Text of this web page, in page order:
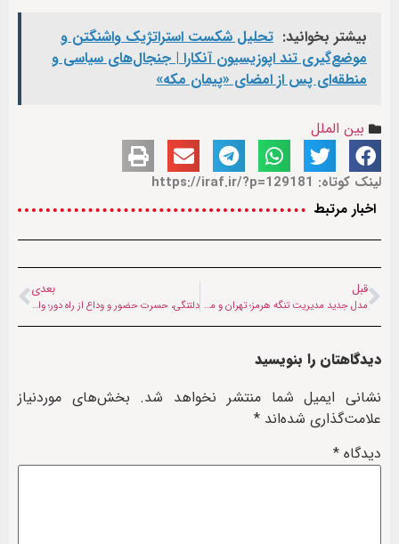
بیشتر بخوانید: تحلیل شکست استراتژیک واشنگتن و
موضع‌گیری تند اپوزیسیون آنکارا | جنجال‌های سیاسی و
منطقه‌ای پس از امضای «پیمان مکه»
بین الملل
لینک کوتاه: https://iraf.ir/?p=129181
اخبار مرتبط
قبل
مدل جدید مدیریت تنگه هرمز؛ تهران و مسقط به‌دنبال سازوکار مشترک دریایی
بعدی
دلتنگی، حسرت حضور و وداع از راه دور؛ واکنش کاربران افغانستانی به مراسم تشییع رهبر شهید امت
دیدگاهتان را بنویسید
نشانی ایمیل شما منتشر نخواهد شد. بخش‌های موردنیاز
علامت‌گذاری شده‌اند *
دیدگاه *